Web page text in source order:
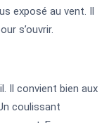
exposé au vent. Il
s’ouvrir.
Il convient bien aux
coulissant